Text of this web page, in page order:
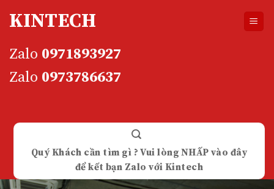
KINTECH
Zalo 0971893927
Zalo 0973786637
Quý Khách cần tìm gì ? Vui lòng NHẤP vào đây
để kết bạn Zalo với Kintech